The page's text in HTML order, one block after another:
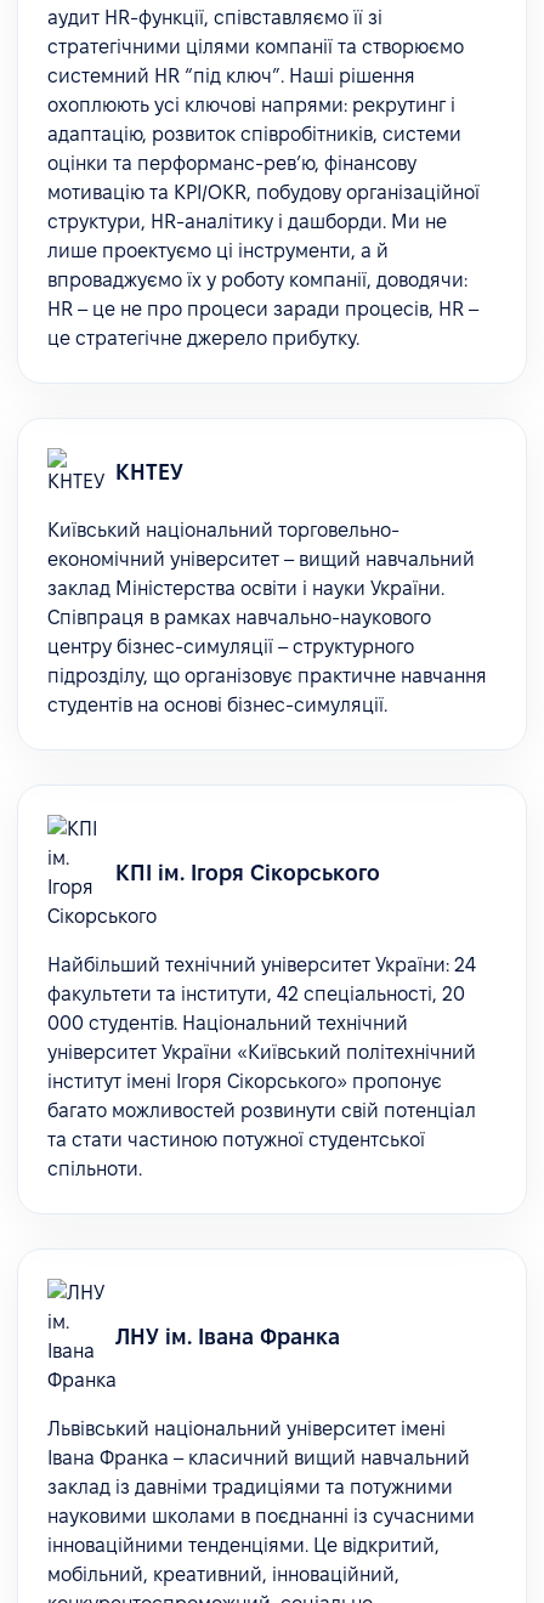
аудит HR-функції, співставляємо її зі
стратегічними цілями компанії та створюємо
системний HR “під ключ”. Наші рішення
охоплюють усі ключові напрями: рекрутинг і
адаптацію, розвиток співробітників, системи
оцінки та перформанс-рев’ю, фінансову
мотивацію та KPI/OKR, побудову організаційної
структури, HR-аналітику і дашборди. Ми не
лише проектуємо ці інструменти, а й
впроваджуємо їх у роботу компанії, доводячи:
HR – це не про процеси заради процесів, HR –
це стратегічне джерело прибутку.
КНТЕУ
Київський національний торговельно-
економічний університет – вищий навчальний
заклад Міністерства освіти і науки України.
Співпраця в рамках навчально-наукового
центру бізнес-симуляції – структурного
підрозділу, що організовує практичне навчання
студентів на основі бізнес-симуляції.
КПІ ім. Ігоря Сікорського
Найбільший технічний університет України: 24
факультети та інститути, 42 спеціальності, 20
000 студентів. Національний технічний
університет України «Київський політехнічний
інститут імені Ігоря Сікорського» пропонує
багато можливостей розвинути свій потенціал
та стати частиною потужної студентської
спільноти.
ЛНУ ім. Івана Франка
Львівський національний університет імені
Івана Франка – класичний вищий навчальний
заклад із давніми традиціями та потужними
науковими школами в поєднанні із сучасними
інноваційними тенденціями. Це відкритий,
мобільний, креативний, інноваційний,